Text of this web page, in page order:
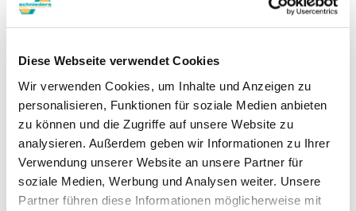
Diese Webseite verwendet Cookies
Wir verwenden Cookies, um Inhalte und Anzeigen zu
personalisieren, Funktionen für soziale Medien anbieten
zu können und die Zugriffe auf unsere Website zu
analysieren. Außerdem geben wir Informationen zu Ihrer
Verwendung unserer Website an unsere Partner für
soziale Medien, Werbung und Analysen weiter. Unsere
Partner führen diese Informationen möglicherweise mit